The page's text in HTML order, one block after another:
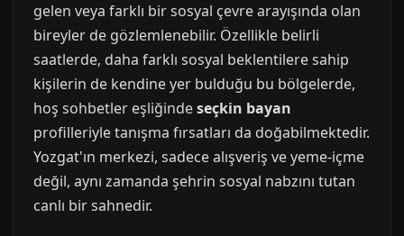
gelen veya farklı bir sosyal çevre arayışında olan
bireyler de gözlemlenebilir. Özellikle belirli
saatlerde, daha farklı sosyal beklentilere sahip
kişilerin de kendine yer bulduğu bu bölgelerde,
hoş sohbetler eşliğindeseçkin bayan
profilleriyle tanışma fırsatları da doğabilmektedir.
Yozgat'ın merkezi, sadece alışveriş ve yeme-içme
değil, aynı zamanda şehrin sosyal nabzını tutan
canlı bir sahnedir.